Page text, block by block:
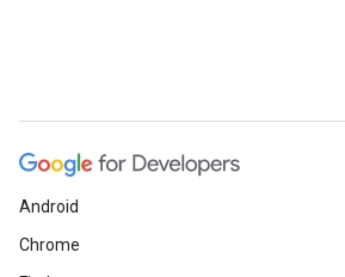
Android
Chrome